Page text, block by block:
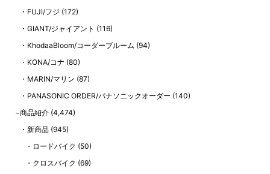
FUJI/フジ (172)
GIANT/ジャイアント (116)
KhodaaBloom/コーダーブルーム (94)
KONA/コナ (80)
MARIN/マリン (87)
PANASONIC ORDER/パナソニックオーダー (140)
商品紹介 (4,474)
新商品 (945)
ロードバイク (50)
クロスバイク (69)